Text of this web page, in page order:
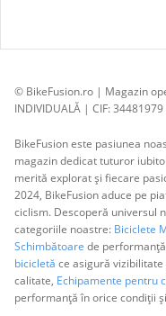
© BikeFusion.ro | Magazin
INDIVIDUALĂ | CIF:
BikeFusion este pasiunea
magazin dedicat tuturor
merită explorat și fiecare
2024, BikeFusion aduce pe
ciclism. Descoperă universul
categoriile noastre: Biciclete
Schimbătoare de
bicicletă ce asigură
calitate, Echipamente pentru
performanță în orice condiții